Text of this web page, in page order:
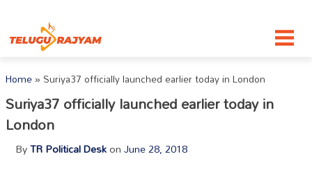
Home»Suriya37 officially launched earlier today in London
Suriya37 officially launched earlier today in
London
ByTR Political DeskonJune 28, 2018